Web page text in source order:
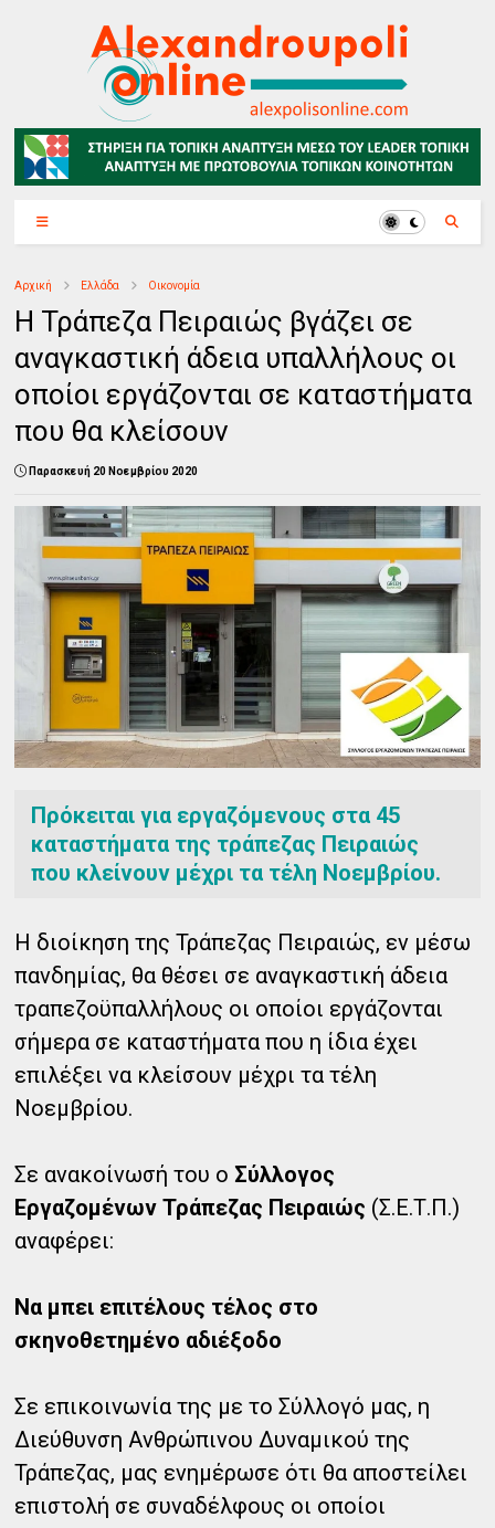
Αρχική Ελλάδα Οικονομία
Η Τράπεζα Πειραιώς βγάζει σε
αναγκαστική άδεια υπαλλήλους οι
οποίοι εργάζονται σε καταστήματα
που θα κλείσουν
Παρασκευή 20 Νοεμβρίου 2020
Πρόκειται για εργαζόμενους στα 45
καταστήματα της τράπεζας Πειραιώς
που κλείνουν μέχρι τα τέλη Νοεμβρίου.
Η διοίκηση της Τράπεζας Πειραιώς, εν μέσω
πανδημίας, θα θέσει σε αναγκαστική άδεια
τραπεζοϋπαλλήλους οι οποίοι εργάζονται
σήμερα σε καταστήματα που η ίδια έχει
επιλέξει να κλείσουν μέχρι τα τέλη
Νοεμβρίου.
Σε ανακοίνωσή του οΣύλλογος
Εργαζομένων Τράπεζας Πειραιώς (Σ.Ε.Τ.Π.)
αναφέρει:
Να μπει επιτέλους τέλος στο
σκηνοθετημένο αδιέξοδο
Σε επικοινωνία της με το Σύλλογό μας, η
Διεύθυνση Ανθρώπινου Δυναμικού της
Τράπεζας, μας ενημέρωσε ότι θα αποστείλει
επιστολή σε συναδέλφους οι οποίοι